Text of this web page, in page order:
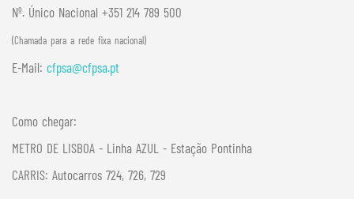
Nº. Único Nacional +351 214 789 500
(Chamada para a rede fixa nacional)
E-Mail: cfpsa@cfpsa.pt
Como chegar:
METRO DE LISBOA - Linha AZUL - Estação Pontinha
CARRIS: Autocarros 724, 726, 729